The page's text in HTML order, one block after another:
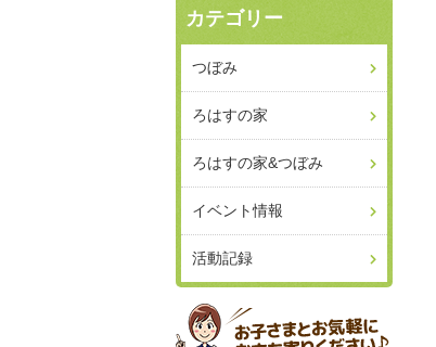
カテゴリー
つぼみ
ろはすの家
ろはすの家&つぼみ
イベント情報
活動記録